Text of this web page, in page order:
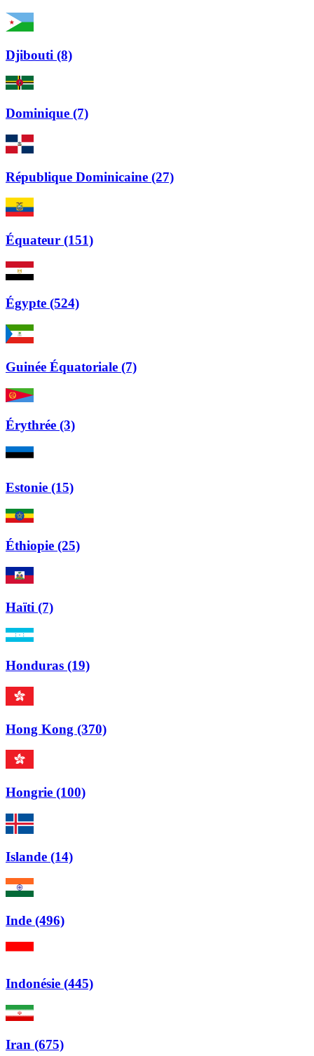
Djibouti (8)
Dominique (7)
République Dominicaine (27)
Équateur (151)
Égypte (524)
Guinée Équatoriale (7)
Érythrée (3)
Estonie (15)
Éthiopie (25)
Haïti (7)
Honduras (19)
Hong Kong (370)
Hongrie (100)
Islande (14)
Inde (496)
Indonésie (445)
Iran (675)